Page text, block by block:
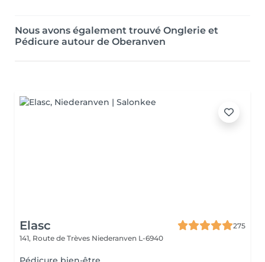
Nous avons également trouvé Onglerie et
Pédicure autour de Oberanven
Elasc
275
141, Route de Trèves Niederanven L-6940